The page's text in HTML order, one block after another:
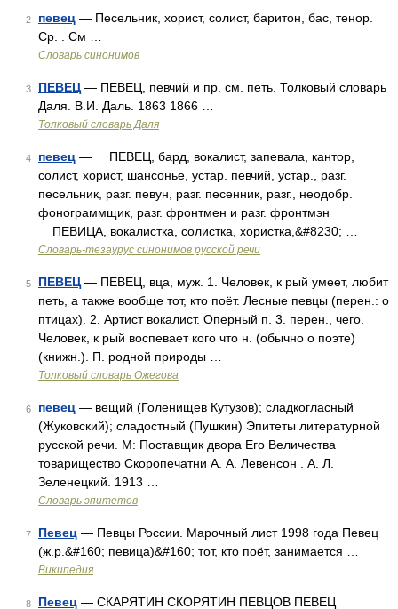
2 певец — Песельник, хорист, солист, баритон, бас, тенор.
Ср. . См …
Словарь синонимов
3 ПЕВЕЦ — ПЕВЕЦ, певчий и пр. см. петь. Толковый словарь
Даля. В.И. Даль. 1863 1866 …
Толковый словарь Даля
4 певец — ПЕВЕЦ, бард, вокалист, запевала, кантор,
солист, хорист, шансонье, устар. певчий, устар., разг.
песельник, разг. певун, разг. песенник, разг., неодобр.
фонограммщик, разг. фронтмен и разг. фронтмэн
ПЕВИЦА, вокалистка, солистка, хористка,&#8230; …
Словарь-тезаурус синонимов русской речи
5 ПЕВЕЦ — ПЕВЕЦ, вца, муж. 1. Человек, к рый умеет, любит
петь, а также вообще тот, кто поёт. Лесные певцы (перен.: о
птицах). 2. Артист вокалист. Оперный п. 3. перен., чего.
Человек, к рый воспевает кого что н. (обычно о поэте)
(книжн.). П. родной природы …
Толковый словарь Ожегова
6 певец — вещий (Голенищев Кутузов); сладкогласный
(Жуковский); сладостный (Пушкин) Эпитеты литературной
русской речи. М: Поставщик двора Его Величества
товарищество Скоропечатни А. А. Левенсон . А. Л.
Зеленецкий. 1913 …
Словарь эпитетов
7 Певец — Певцы России. Марочный лист 1998 года Певец
(ж.р.&#160; певица)&#160; тот, кто поёт, занимается …
Википедия
8 Певец — СКАРЯТИН СКОРЯТИН ПЕВЦОВ ПЕВЕЦ